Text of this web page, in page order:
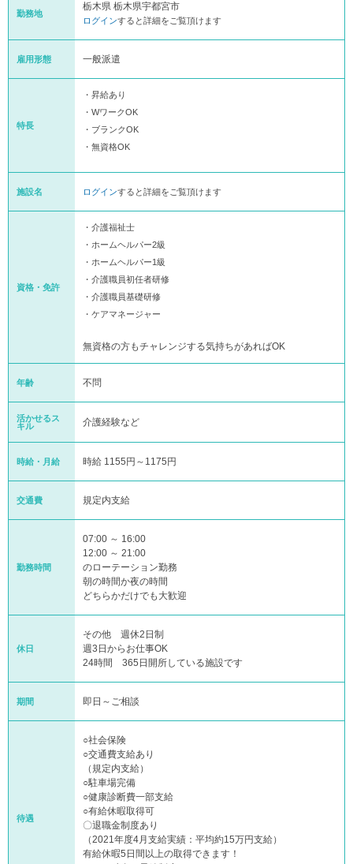
勤務地
栃木県 栃木県宇都宮市
ログインすると詳細をご覧頂けます
雇用形態 一般派遣
特長
・昇給あり
・WワークOK
・ブランクOK
・無資格OK
施設名 ログインすると詳細をご覧頂けます
資格・免許
・介護福祉士
・ホームヘルパー2級
・ホームヘルパー1級
・介護職員初任者研修
・介護職員基礎研修
・ケアマネージャー
無資格の方もチャレンジする気持ちがあればOK
年齢 不問
活かせるス
キル
介護経験など
時給・月給 時給 1155円～1175円
交通費 規定内支給
勤務時間
07:00 ～ 16:00
12:00 ～ 21:00
のローテーション勤務
朝の時間か夜の時間
どちらかだけでも大歓迎
休日
その他 週休2日制
週3日からお仕事OK
24時間 365日開所している施設です
期間 即日～ご相談
待遇
○社会保険
○交通費支給あり
（規定内支給）
○駐車場完備
○健康診断費一部支給
○有給休暇取得可
〇退職金制度あり
（2021年度4月支給実績：平均約15万円支給）
有給休暇5日間以上の取得できます！